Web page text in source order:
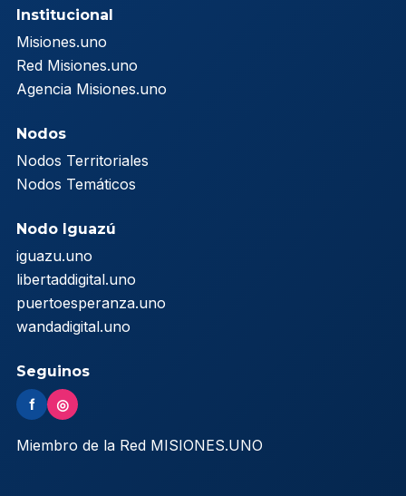
Institucional
Misiones.uno
Red Misiones.uno
Agencia Misiones.uno
Nodos
Nodos Territoriales
Nodos Temáticos
Nodo Iguazú
iguazu.uno
libertaddigital.uno
puertoesperanza.uno
wandadigital.uno
Seguinos
f ◎
Miembro de la Red MISIONES.UNO